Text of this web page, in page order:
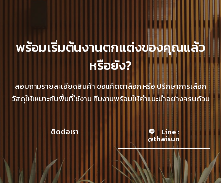
พร้อมเริ่มต้นงานตกแต่งของคุณแล้ว
หรือยัง?
สอบถามรายละเอียดสินค้า ขอแค็ตตาล็อก หรือ ปรึกษาการเลือก
วัสดุให้เหมาะกับพื้นที่ใช้งาน ทีมงานพร้อมให้คำแนะนำอย่างครบถ้วน
ติดต่อเรา Line :
@thaisun